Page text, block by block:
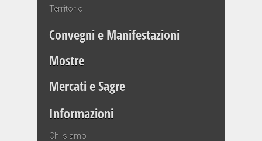
Territorio
Convegni e Manifestazioni
Mostre
Mercati e Sagre
Informazioni
Chi siamo